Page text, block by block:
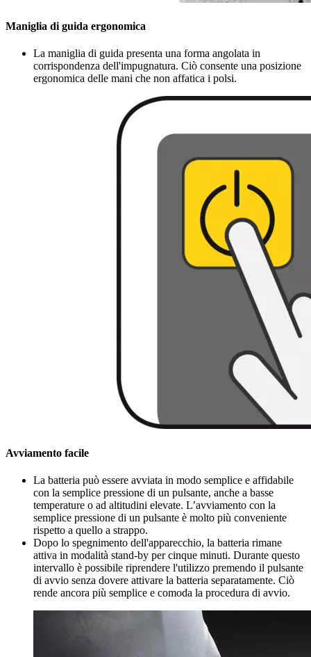
Maniglia di guida ergonomica
La maniglia di guida presenta una forma angolata in
corrispondenza dell'impugnatura. Ciò consente una posizione
ergonomica delle mani che non affatica i polsi.
Avviamento facile
La batteria può essere avviata in modo semplice e affidabile
con la semplice pressione di un pulsante, anche a basse
temperature o ad altitudini elevate. L’avviamento con la
semplice pressione di un pulsante è molto più conveniente
rispetto a quello a strappo.
Dopo lo spegnimento dell'apparecchio, la batteria rimane
attiva in modalità stand-by per cinque minuti. Durante questo
intervallo è possibile riprendere l'utilizzo premendo il pulsante
di avvio senza dovere attivare la batteria separatamente. Ciò
rende ancora più semplice e comoda la procedura di avvio.